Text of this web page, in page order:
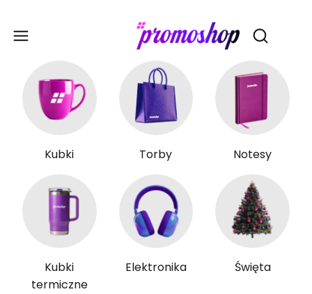
Otwórz
Kubki Torby Notesy
Kubki
termiczne
Elektronika Święta